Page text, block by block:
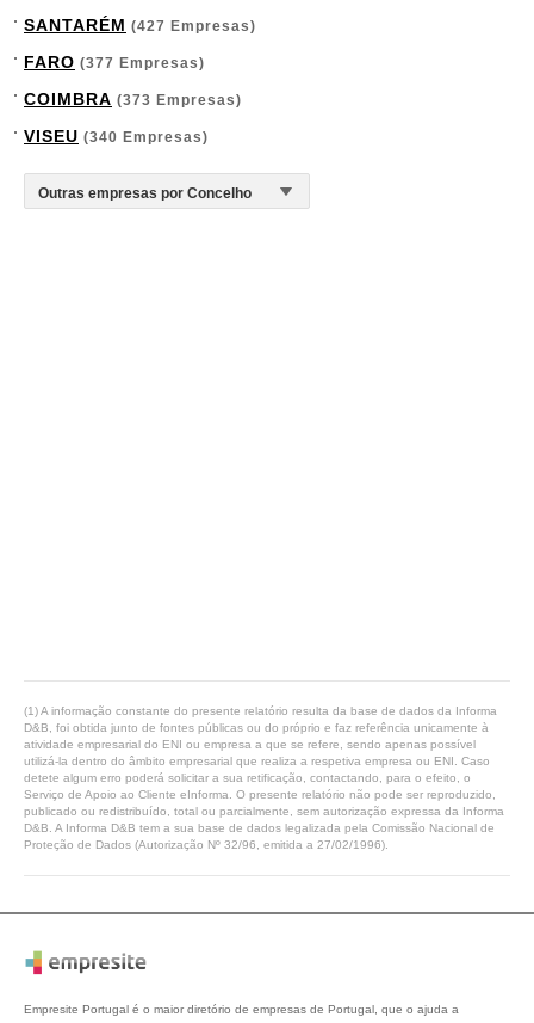
SANTARÉM (427 Empresas)
FARO (377 Empresas)
COIMBRA (373 Empresas)
VISEU (340 Empresas)
(1) A informação constante do presente relatório resulta da base de dados da Informa
D&B, foi obtida junto de fontes públicas ou do próprio e faz referência unicamente à
atividade empresarial do ENI ou empresa a que se refere, sendo apenas possível
utilizá-la dentro do âmbito empresarial que realiza a respetiva empresa ou ENI. Caso
detete algum erro poderá solicitar a sua retificação, contactando, para o efeito, o
Serviço de Apoio ao Cliente eInforma. O presente relatório não pode ser reproduzido,
publicado ou redistribuído, total ou parcialmente, sem autorização expressa da Informa
D&B. A Informa D&B tem a sua base de dados legalizada pela Comissão Nacional de
Proteção de Dados (Autorização Nº 32/96, emitida a 27/02/1996).
Empresite Portugal é o maior diretório de empresas de Portugal, que o ajuda a